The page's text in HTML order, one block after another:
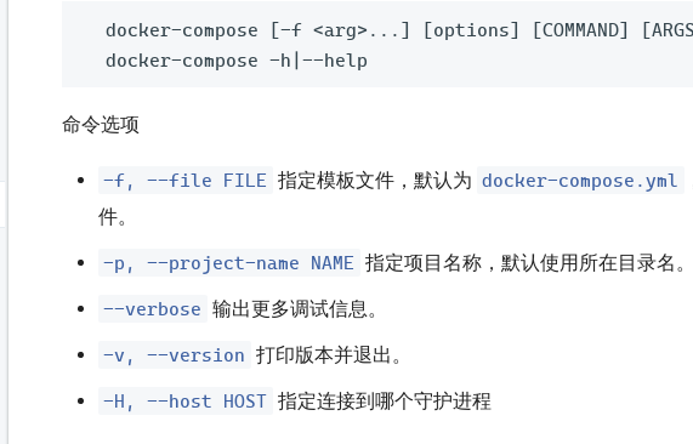
  docker-compose
[-f <arg>...] [options] [COMMAND] [
  docker-compose -h
|
命令选项
-f, --file FILE 指定模板文件，默认为 docker-compose.yml
件。
-p, --project-name NAME 指定项目名称，默认使用所在目录名。
--verbose 输出更多调试信息。
-v, --version 打印版本并退出。
-H, --host HOST 指定连接到哪个守护进程